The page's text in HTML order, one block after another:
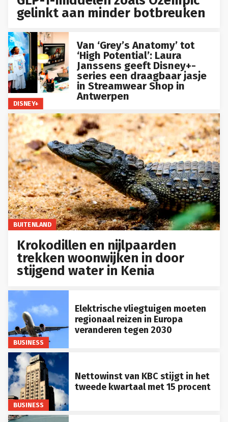
gelinkt aan minder botbreuken
DISNEY+
Van ‘Grey’s Anatomy’ tot
‘High Potential’: Laura
Janssens geeft Disney+-
series een draagbaar jasje
in Streamwear Shop in
Antwerpen
BUITENLAND
Krokodillen en nijlpaarden
trekken woonwijken in door
stijgend water in Kenia
BUSINESS
Elektrische vliegtuigen moeten
regionaal reizen in Europa
veranderen tegen 2030
BUSINESS
Nettowinst van KBC stijgt in het
tweede kwartaal met 15 procent